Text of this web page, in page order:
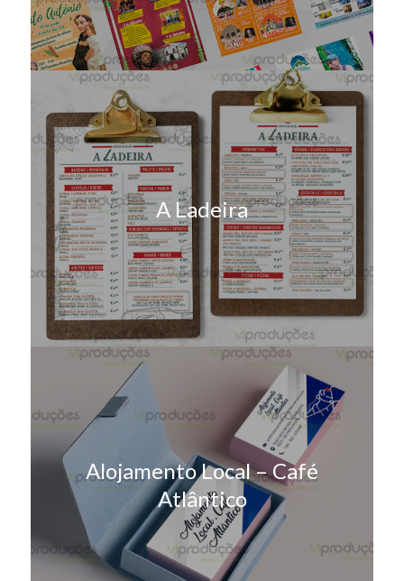
A Ladeira
Alojamento Local – Café
Atlântico